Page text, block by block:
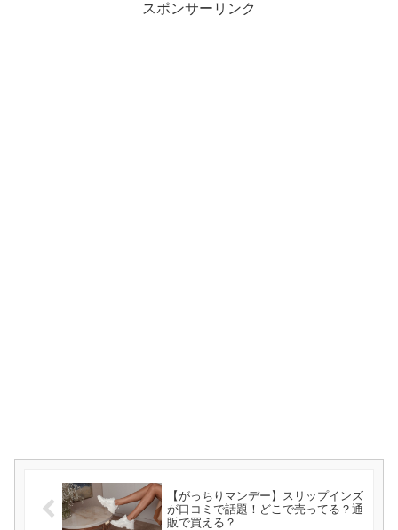
スポンサーリンク
【がっちりマンデー】スリップインズ
が口コミで話題！どこで売ってる？通
販で買える？